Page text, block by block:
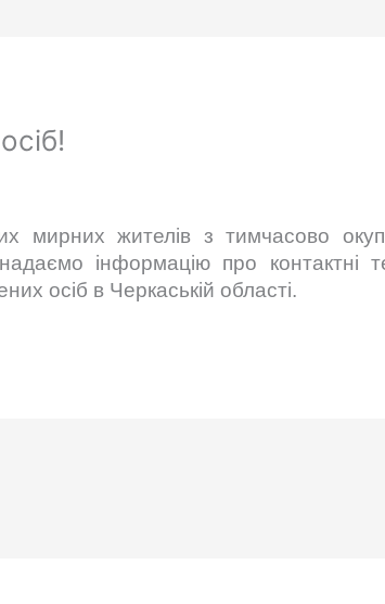
мирних жителів з тимчасово
інформацію про контактні
осіб в Черкаській області.